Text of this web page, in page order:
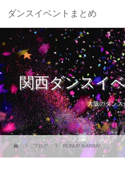
ダンスイベントまとめ
関西ダンスイ
大阪のダンス
ブログ RUNUP KANSAI